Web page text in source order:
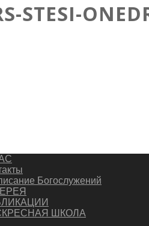
STESI-
Богослужений
ШКОЛА